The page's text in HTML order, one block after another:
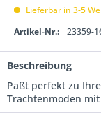
Lieferbar in 3-5
Artikel-Nr.:
23359-
Beschreibung
Paßt perfekt zu
Trachtenmoden